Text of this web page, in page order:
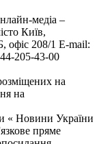
медіа –
Київ,
208/1 E-mail:
205-43-00
на
на
« Новини України
пряме